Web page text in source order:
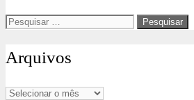
Pesquisar
Arquivos
Arquivos